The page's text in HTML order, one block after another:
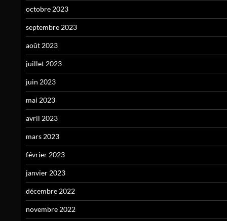
octobre 2023
septembre 2023
août 2023
juillet 2023
juin 2023
mai 2023
avril 2023
mars 2023
février 2023
janvier 2023
décembre 2022
novembre 2022